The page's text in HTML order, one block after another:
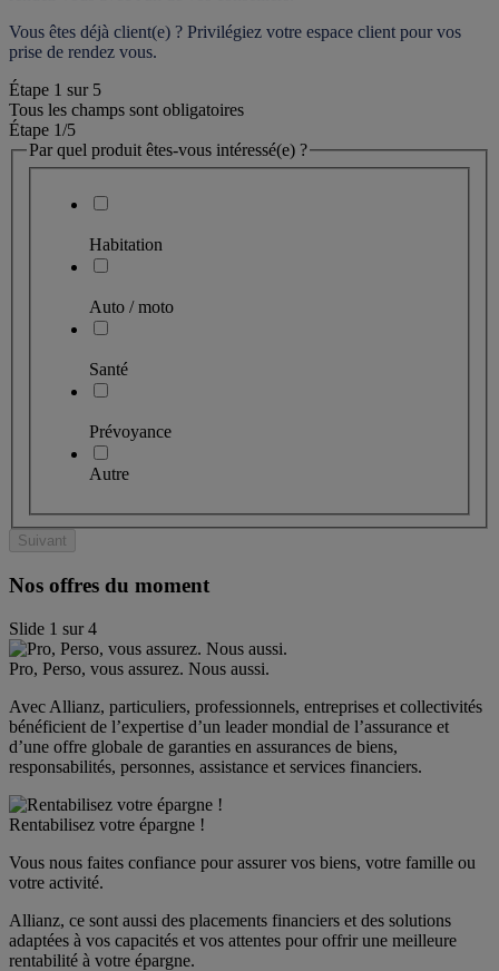
Vous êtes déjà client(e) ? Privilégiez votre espace client pour vos
prise de rendez vous.
Étape 1 sur 5
Tous les champs sont obligatoires
Étape 1/5
Par quel produit êtes-vous intéressé(e) ?
Habitation
Auto / moto
Santé
Prévoyance
Autre
Suivant
Nos offres du moment
Slide 1 sur4
Pro, Perso, vous assurez. Nous aussi.
Avec Allianz, particuliers, professionnels, entreprises et collectivités
bénéficient de l’expertise d’un leader mondial de l’assurance et
d’une offre globale de garanties en assurances de biens,
responsabilités, personnes, assistance et services financiers.
Rentabilisez votre épargne !
Vous nous faites confiance pour assurer vos biens, votre famille ou
votre activité.
Allianz, ce sont aussi des placements financiers et des solutions
adaptées à vos capacités et vos attentes pour offrir une meilleure
rentabilité à votre épargne.